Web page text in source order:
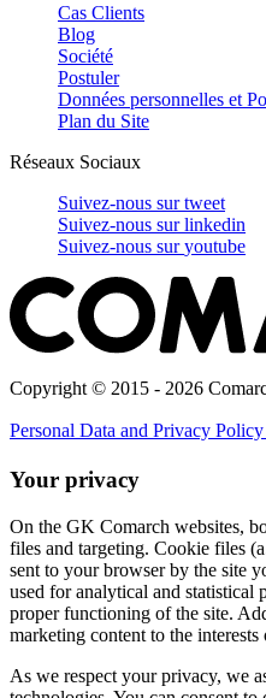
Cas Clients
Blog
Société
Postuler
Données personnelles et
Plan du Site
Réseaux Sociaux
Suivez-nous surtweet
Suivez-nous surlinkedin
Suivez-nous suryoutube
Copyright © 2015 - 2026
Personal Data and Privacy Policy
Your privacy
On the GK Comarch websites,
files and targeting. Cookie files
sent to your browser by the site
used for analytical and statistical
proper functioning of the site.
marketing content to the
As we respect your privacy, we